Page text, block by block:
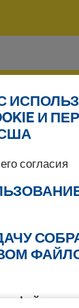
Вы
И
согласия
файлов